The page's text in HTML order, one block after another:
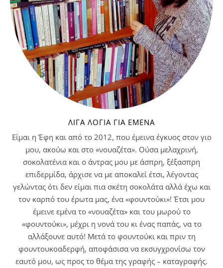
ΛΊΓΑ ΛΌΓΙΑ ΓΙΑ ΕΜΈΝΑ
Είμαι η Έφη και από το 2012, που έμεινα έγκυος στον γιο
μου, ακούω και στο «νουαζέτα». Ούσα μελαχρινή,
σοκολατένια και ο άντρας μου με άσπρη, ξέξασπρη
επιδερμίδα, άρχισε να με αποκαλεί έτσι, λέγοντας
γελώντας ότι δεν είμαι πια σκέτη σοκολάτα αλλά έχω και
τον καρπό του έρωτα μας, ένα «φουντούκι»! Έτσι μου
έμεινε εμένα το «νουαζέτα» και του μωρού το
«φουντούκι», μέχρι η νονά του κι ένας παπάς, να το
αλλάξουνε αυτό! Μετά το φουντούκι και πριν τη
φουντουκοαδερφή, αποφάσισα να εκσυγχρονίσω τον
εαυτό μου, ως προς το θέμα της γραφής – καταγραφής.